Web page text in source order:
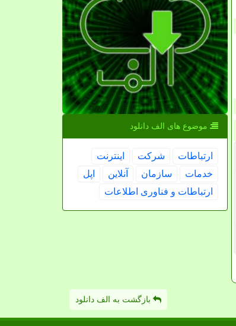
موضوع های الف دانلود
ارتباطات شركت
اینترنت
خدمات
سازمان آنلاین
اپل
ارتباطات و فناوری اطلاعات
بازگشت به الف دانلود